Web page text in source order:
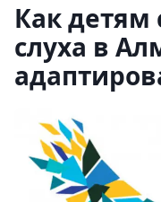
Как
слуха в